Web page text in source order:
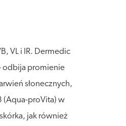
VL i IR. Dermedic
odbija promienie
słonecznych,
(Aqua-proVita) w
jak również